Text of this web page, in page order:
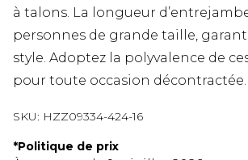
à talons. La longueur
personnes de grande taille,
style. Adoptez la polyvalence de
pour toute occasion décontractée.
SKU: HZZ09334-424-16
*Politique de prix